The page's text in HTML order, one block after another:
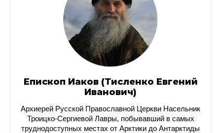
Епископ Иаков (Тисленко Евгений
Иванович)
Архиерей Русской Православной Церкви Насельник
Троицко-Сергиевой Лавры, побывавший в самых
труднодоступных местах от Арктики до Антарктиды